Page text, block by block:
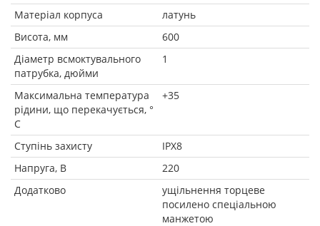
Матеріал корпуса
латунь
Висота, мм
600
Діаметр всмоктувального
патрубка, дюйми
1
Максимальна температура
рідини, що перекачується, °
C
+35
Ступінь захисту
IPX8
Напруга, В
220
Додатково
ущільнення торцеве
посилено спеціальною
манжетою